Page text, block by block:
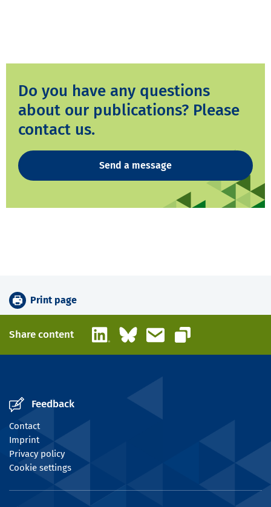
Do you have any questions
about our publications? Please
contact us.
Send a message
Print page
Share content LinkedInBlueskyEmail
Copy link
Feedback
Contact
Imprint
Privacy policy
Cookie settings